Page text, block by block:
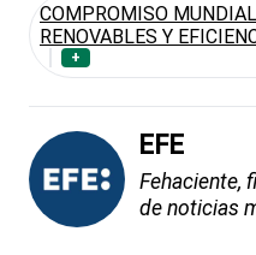
COMPROMISO
RENOVABLES Y
+
EFE
Fehaciente,
de noticias